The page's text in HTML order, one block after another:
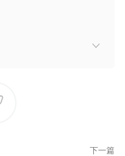
相差5点以内会比较明
会更快。
所属君主尚未战败，下一篇